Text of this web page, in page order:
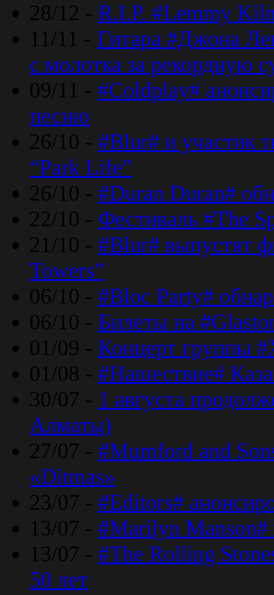
28/12 - R.I.P. #Lemmy
11/11 - Гитара #Джона
с молотка за рекордную
09/11 - #Coldplay#
песню
26/10 - #Blur# и участик
“Park Life”
26/10 - #Duran Duran#
22/10 - Фестиваль #The
21/10 - #Blur# выпустят
Towers”
06/10 - #Bloc Party#
06/10 - Билеты на
01/09 - Концерт группы
01/08 - #Нашествие#
30/07 - 1 августа
Алматы)
27/07 - #Mumford and
«Ditmas»
23/07 - #Editors#
13/07 - #Marilyn Manson#
13/07 - #The Rolling
50 лет